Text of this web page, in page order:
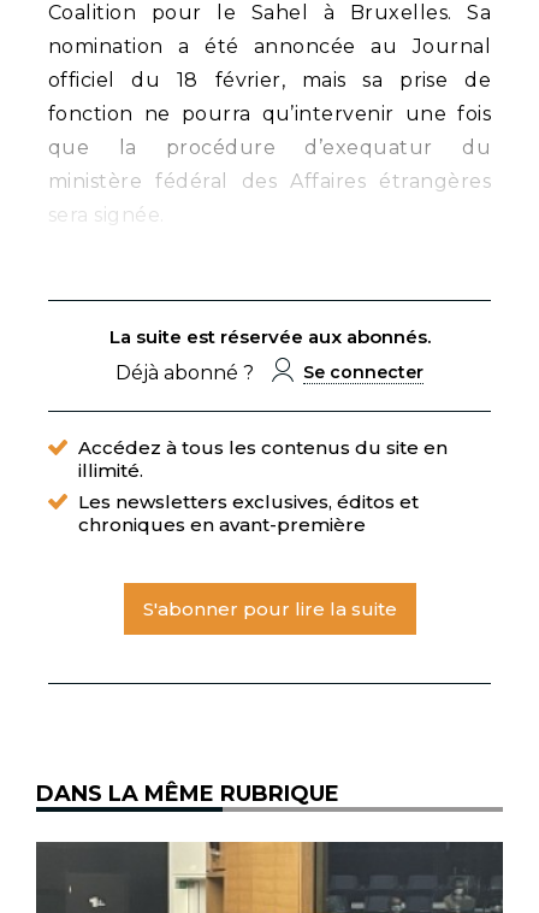
Coalition pour le Sahel à Bruxelles. Sa
nomination a été annoncée au Journal
officiel du 18 février, mais sa prise de
fonction ne pourra qu’intervenir une fois
que la procédure d’exequatur du
ministère fédéral des Affaires étrangères
sera signée.
La suite est réservée aux abonnés.
Déjà abonné ?
Se connecter
Accédez à tous les contenus du site en
illimité.
Les newsletters exclusives, éditos et
chroniques en avant-première
S'abonner pour lire la suite
DANS LA MÊME RUBRIQUE